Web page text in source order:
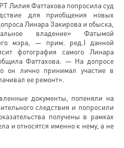
Лилия Фаттахова попросила суд
для приобщения новых
Линара Закирова и обыска,
владение» Фатымой
мэра, — прим. ред.) данной
фотография самого Линара
Фаттахова. — На допросе
он лично принимал участие в
ее ремонт».
документы, попеняли на
следствия и попросили
получены в рамках
и относятся именно к нему, а не